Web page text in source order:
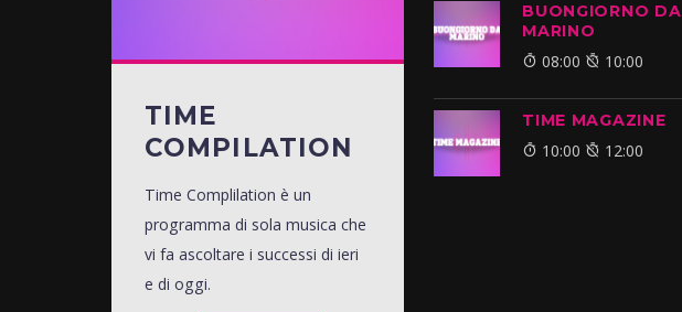
TIME
COMPILATION
Time Complilation è un
programma di sola musica che
vi fa ascoltare i successi di ieri
e di oggi.
BUONGIORNO DA
MARINO
08:00 10:00
TIME MAGAZINE
10:00 12:00